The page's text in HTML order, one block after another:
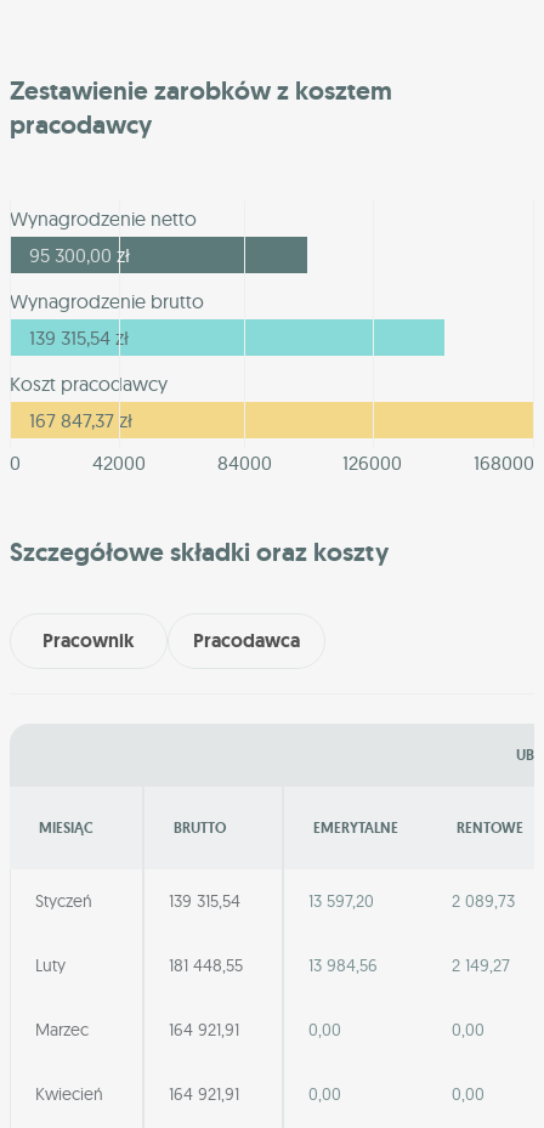
Zestawienie zarobków z kosztem
pracodawcy
Wynagrodzenie netto
95 300,00 zł
Wynagrodzenie brutto
139 315,54 zł
Koszt pracodawcy
167 847,37 zł
0
42000 84000 126000 168000
Szczegółowe składki oraz koszty
Pracownik Pracodawca
MIESIĄC BRUTTO EMERYTALNE RENTOWE
Styczeń 139 315,54 13 597,20 2 089,73
Luty 181 448,55 13 984,56 2 149,27
Marzec 164 921,91 0,00 0,00
Kwiecień 164 921,91 0,00 0,00